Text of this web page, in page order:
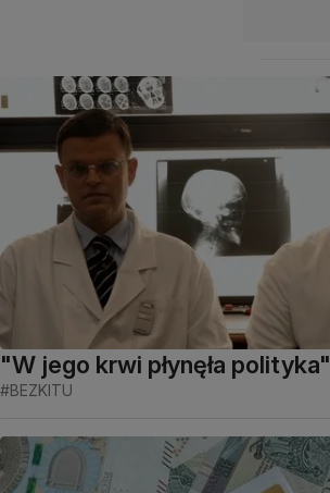
"W jego krwi płynęła polityka"
#BEZKITU